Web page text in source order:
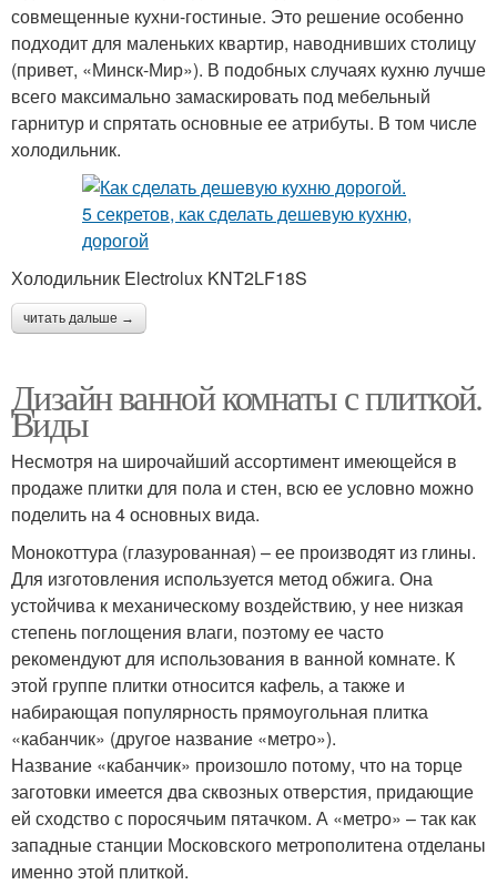
совмещенные кухни-гостиные. Это решение особенно
подходит для маленьких квартир, наводнивших столицу
(привет, «Минск-Мир»). В подобных случаях кухню лучше
всего максимально замаскировать под мебельный
гарнитур и спрятать основные ее атрибуты. В том числе
холодильник.
Холодильник Electrolux KNT2LF18S
читать дальше →
Дизайн ванной комнаты с плиткой.
Виды
Несмотря на широчайший ассортимент имеющейся в
продаже плитки для пола и стен, всю ее условно можно
поделить на 4 основных вида.
Монокоттура (глазурованная) – ее производят из глины.
Для изготовления используется метод обжига. Она
устойчива к механическому воздействию, у нее низкая
степень поглощения влаги, поэтому ее часто
рекомендуют для использования в ванной комнате. К
этой группе плитки относится кафель, а также и
набирающая популярность прямоугольная плитка
«кабанчик» (другое название «метро»).
Название «кабанчик» произошло потому, что на торце
заготовки имеется два сквозных отверстия, придающие
ей сходство с поросячьим пятачком. А «метро» – так как
западные станции Московского метрополитена отделаны
именно этой плиткой.